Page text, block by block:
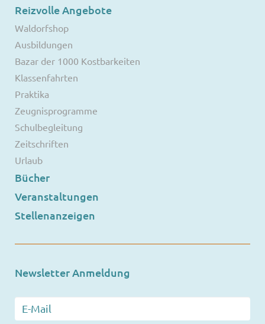
Reizvolle Angebote
Waldorfshop
Ausbildungen
Bazar der 1000 Kostbarkeiten
Klassenfahrten
Praktika
Zeugnisprogramme
Schulbegleitung
Zeitschriften
Urlaub
Bücher
Veranstaltungen
Stellenanzeigen
Newsletter Anmeldung